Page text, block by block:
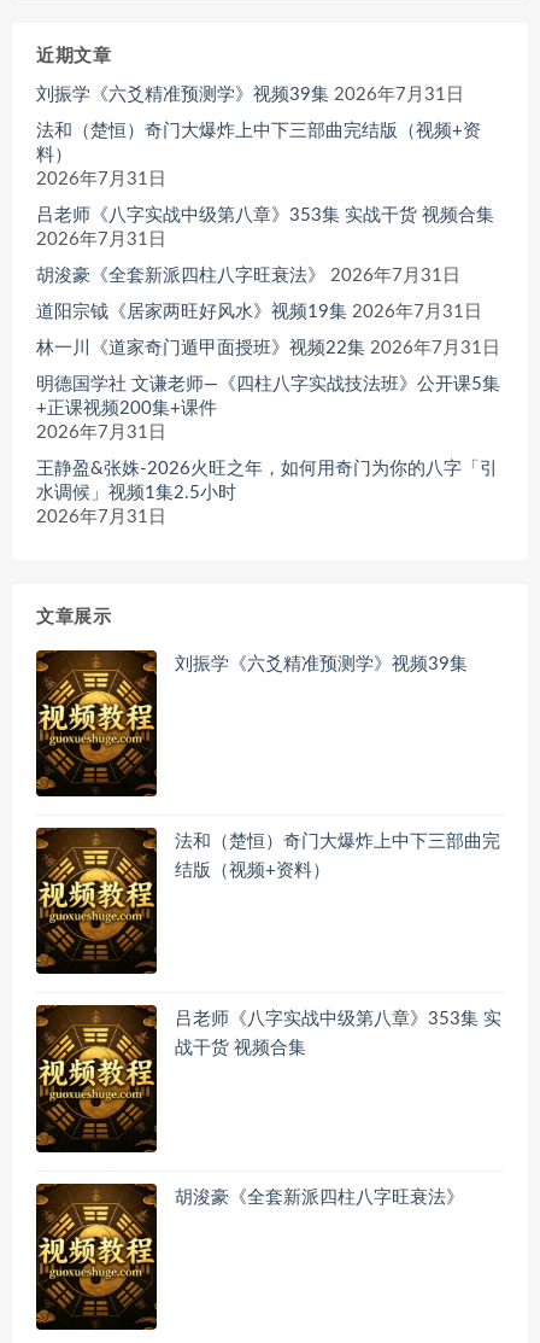
近期文章
刘振学《六爻精准预测学》视频39集 2026年7月31日
法和（楚恒）奇门大爆炸上中下三部曲完结版（视频+资
料）
2026年7月31日
吕老师《八字实战中级第八章》353集 实战干货 视频合集
2026年7月31日
胡浚豪《全套新派四柱八字旺衰法》
2026年7月31日
道阳宗钺《居家两旺好风水》视频19集 2026年7月31日
林一川《道家奇门遁甲面授班》视频22集 2026年7月31日
明德国学社 文谦老师—《四柱八字实战技法班》公开课5集
+正课视频200集+课件
2026年7月31日
王静盈&张姝-2026火旺之年，如何用奇门为你的八字「引
水调候」视频1集2.5小时
2026年7月31日
文章展示
刘振学《六爻精准预测学》视频39集
法和（楚恒）奇门大爆炸上中下三部曲完
结版（视频+资料）
吕老师《八字实战中级第八章》353集 实
战干货 视频合集
胡浚豪《全套新派四柱八字旺衰法》